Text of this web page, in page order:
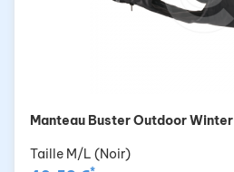
Manteau Buster Outdoor Winter
Taille M/L (Noir)